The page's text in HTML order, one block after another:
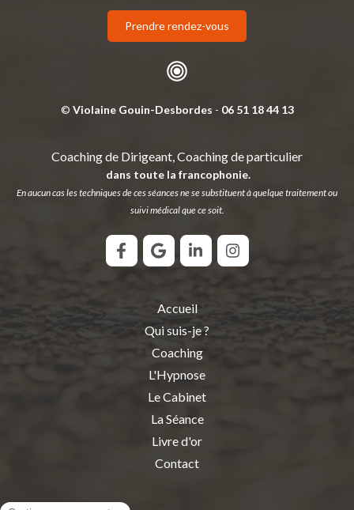
Prendre rendez-vous
© Violaine Gouin-Desbordes - 06 51 18 44 13
Coaching de Dirigeant, Coaching de particulier
dans toute la francophonie.
En aucun cas les techniques de ces séances ne se substituent à quelque traitement ou
suivi médical que ce soit.
Accueil
Qui suis-je ?
Coaching
L'Hypnose
Le Cabinet
La Séance
Livre d'or
Contact